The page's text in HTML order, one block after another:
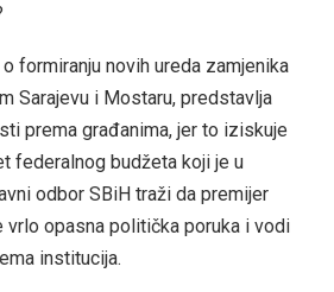
formiranju novih ureda zamjenika
Sarajevu i Mostaru, predstavlja
prema građanima, jer to iziskuje
federalnog budžeta koji je u
odbor SBiH traži da premijer
vrlo opasna politička poruka i vodi
institucija.